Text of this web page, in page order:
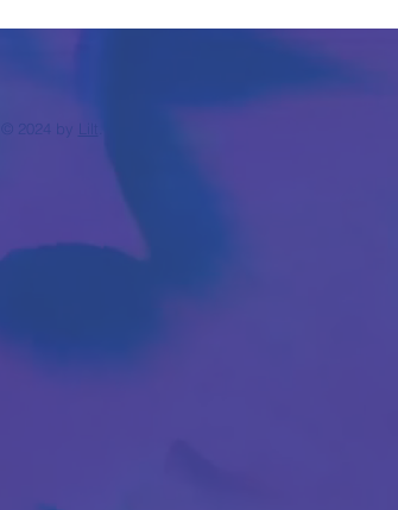
by